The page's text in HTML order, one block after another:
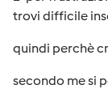
trovi difficile
quindi perchè
secondo me si